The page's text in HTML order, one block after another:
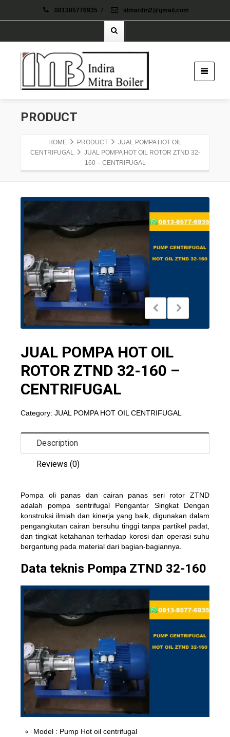
081385776935 / idmarifin2@gmail.com
PRODUCT
HOME PRODUCT
JUAL POMPA HOT OIL
CENTRIFUGAL
JUAL POMPA HOT OIL ROTOR ZTND 32-
160 – CENTRIFUGAL
JUAL POMPA HOT OIL
ROTOR ZTND 32-160 –
CENTRIFUGAL
Category: JUAL POMPA HOT OIL CENTRIFUGAL
Description
Reviews (0)
Pompa oli panas dan cairan panas seri rotor ZTND
adalah pompa sentrifugal Pengantar Singkat Dengan
konstruksi ilmiah dan kinerja yang baik, digunakan dalam
pengangkutan cairan bersuhu tinggi tanpa partikel padat,
dan tingkat ketahanan terhadap korosi dan operasi suhu
bergantung pada material dari bagian-bagiannya.
Data teknis Pompa ZTND 32-160
Model : Pump Hot oil centrifugal